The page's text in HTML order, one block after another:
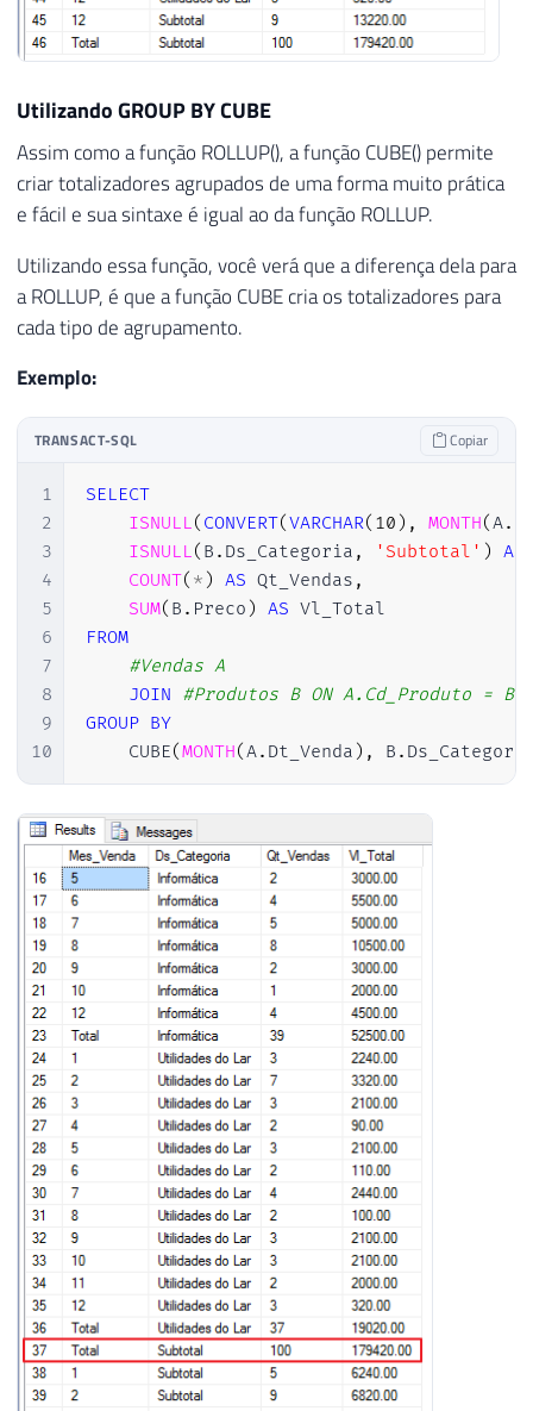
Utilizando GROUP BY CUBE
Assim como a função ROLLUP(), a função CUBE() permite
criar totalizadores agrupados de uma forma muito prática
e fácil e sua sintaxe é igual ao da função ROLLUP.
Utilizando essa função, você verá que a diferença dela para
a ROLLUP, é que a função CUBE cria os totalizadores para
cada tipo de agrupamento.
Exemplo:
TRANSACT-SQL Copiar
1
2
3
4
5
6
7
8
9
10
SELECT
ISNULL( CONVERT(VARCHAR( 10 ) , MONTH(A.
ISNULL( B . Ds_Categoria , 'Subtotal' ) AS
COUNT( * ) AS Qt_Vendas ,
SUM( B . Preco ) AS
FROM
#Vendas A
JOIN #Produtos B ON A.Cd_Produto =
GROUP BY
    CUBE
(MONTH(A. Dt_Venda ) , B .